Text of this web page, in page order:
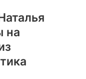
на